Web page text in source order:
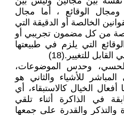
الوقائع ، أما مجال
الخالصة أو الدقيقة التي
من كل مضمون تجريبي أو
التي يلزم في طبيعتها
للتغيير.(18)
وحدس الموضوعات،
للأشياء والثاني هو
أفعال الخيال كالاستبقاء، أي
في الذاكرة أثناء تلقي
والتذكر والقدرة على جمعها